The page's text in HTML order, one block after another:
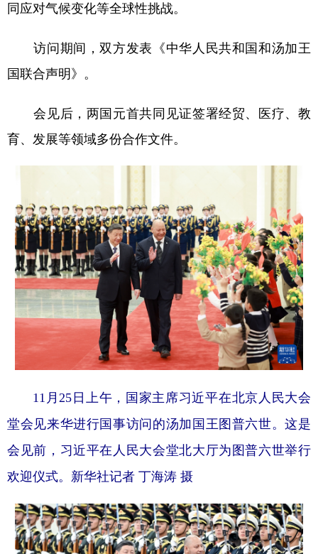
同应对气候变化等全球性挑战。
访问期间，双方发表《中华人民共和国和汤加王
国联合声明》。
会见后，两国元首共同见证签署经贸、医疗、教
育、发展等领域多份合作文件。
11月25日上午，国家主席习近平在北京人民大会
堂会见来华进行国事访问的汤加国王图普六世。这是
会见前，习近平在人民大会堂北大厅为图普六世举行
欢迎仪式。 新华社记者 丁海涛 摄